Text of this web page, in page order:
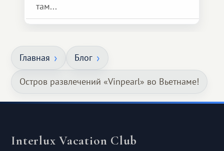
там...
Главная Блог
Остров развлечений «Vinpearl» во Вьетнаме!
Interlux Vacation Club